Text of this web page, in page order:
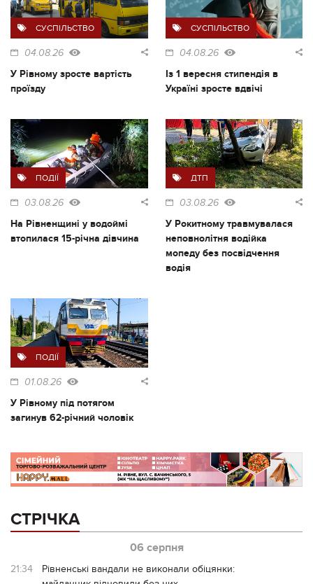
СУСПІЛЬСТВО
04.08.26
У Рівному зросте вартість
проїзду
СУСПІЛЬСТВО
04.08.26
Із 1 вересня стипендія в
Україні зросте вдвічі
ПОДІЇ
03.08.26
На Рівненщині у водоймі
втопилася 15-річна дівчина
ДТП
03.08.26
У Рокитному травмувалася
неповнолітня водійка
мопеду без посвідчення
водія
ПОДІЇ
01.08.26
У Рівному під потягом
загинув 62-річний чоловік
СТРІЧКА
06 серпня
21:34
Рівненські вандали не виконали обіцянки: